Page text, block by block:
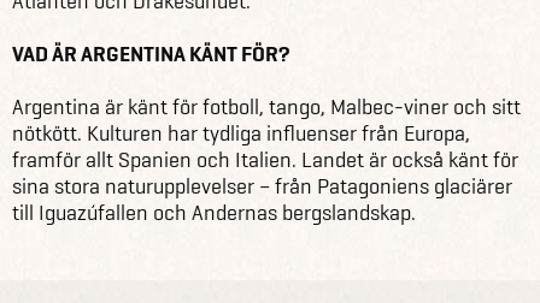
VAD ÄR ARGENTINA KÄNT FÖR?
Argentina är känt för fotboll, tango, Malbec-viner och sitt
nötkött. Kulturen har tydliga influenser från Europa,
framför allt Spanien och Italien. Landet är också känt för
sina stora naturupplevelser – från Patagoniens glaciärer
till Iguazúfallen och Andernas bergslandskap.